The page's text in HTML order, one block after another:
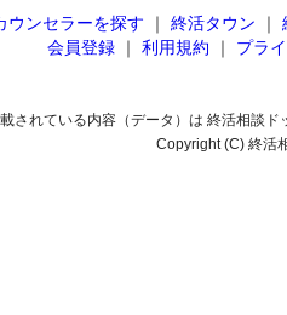
ウンセラーを探す ｜ 終活タウン ｜
会員登録 ｜ 利用規約 ｜ プラ
されている内容（データ）は 終活相談
Copyright (C) 終活